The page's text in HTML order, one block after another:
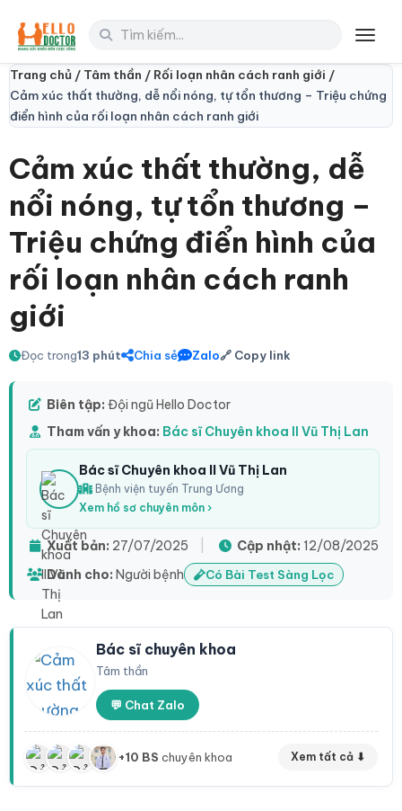
Trang chủ / Tâm thần / Rối loạn nhân cách ranh giới /
Cảm xúc thất thường, dễ nổi nóng, tự tổn thương – Triệu chứng
điển hình của rối loạn nhân cách ranh giới
Cảm xúc thất thường, dễ
nổi nóng, tự tổn thương –
Triệu chứng điển hình của
rối loạn nhân cách ranh
giới
Đọc trong13 phút Chia sẻ Zalo🔗 Copy link
Biên tập: Đội ngũ Hello Doctor
Tham vấn y khoa: Bác sĩ Chuyên khoa II Vũ Thị Lan
Bác sĩ Chuyên khoa II Vũ Thị Lan
Bệnh viện tuyến Trung Ương
Xem hồ sơ chuyên môn ›
Xuất bản: 27/07/2025 Cập nhật: 12/08/2025
Dành cho: Người bệnh Có Bài Test Sàng Lọc
Bác sĩ chuyên khoa
Tâm thần
💬 Chat Zalo
+10 BS chuyên khoa Xem tất cả ⬇